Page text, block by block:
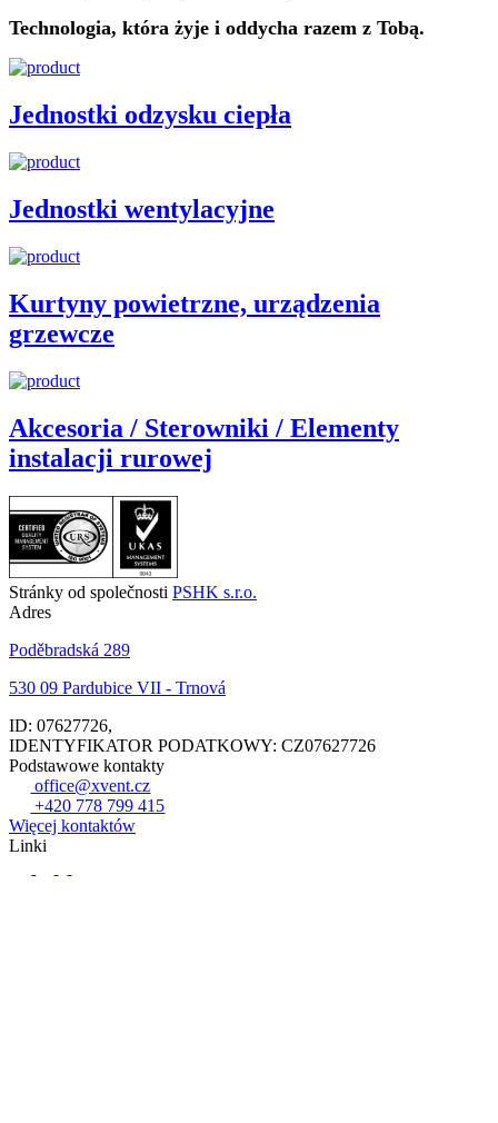
Technologia, która żyje i oddycha razem z Tobą.
Jednostki odzysku ciepła
Jednostki wentylacyjne
Kurtyny powietrzne, urządzenia
grzewcze
Akcesoria / Sterowniki / Elementy
instalacji rurowej
Stránky od společnosti PSHK s.r.o.
Adres
Poděbradská 289
530 09 Pardubice VII - Trnová
ID: 07627726,
IDENTYFIKATOR PODATKOWY: CZ07627726
Podstawowe kontakty
office@xvent.cz
+420 778 799 415
Więcej kontaktów
Linki